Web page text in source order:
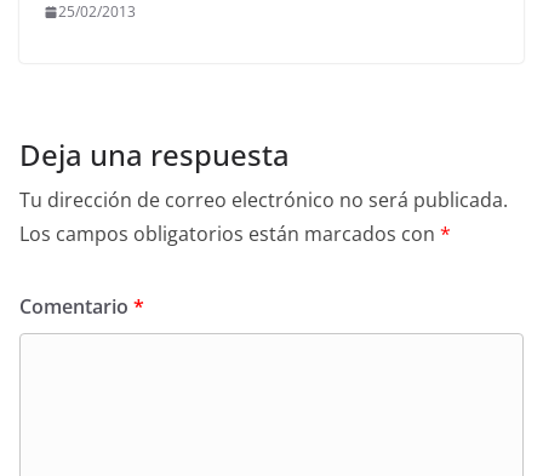
25/02/2013
Deja una respuesta
Tu dirección de correo electrónico no será publicada.
Los campos obligatorios están marcados con *
Comentario *